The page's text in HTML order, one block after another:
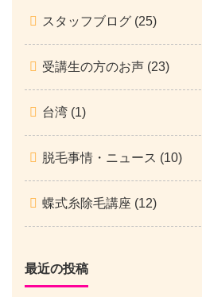
スタッフブログ (25)
受講生の方のお声 (23)
台湾 (1)
脱毛事情・ニュース (10)
蝶式糸除毛講座 (12)
最近の投稿